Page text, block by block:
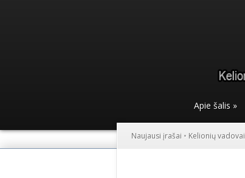
Apie šalis »
Naujausi įrašai • Kelionių vadovai